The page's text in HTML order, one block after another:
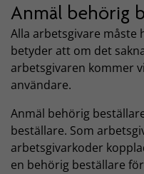
Anmäl behörig
Alla arbetsgivare måste
betyder att om det
arbetsgivaren kommer
användare.
Anmäl behörig
beställare. Som
arbetsgivarkoder
en behörig beställare